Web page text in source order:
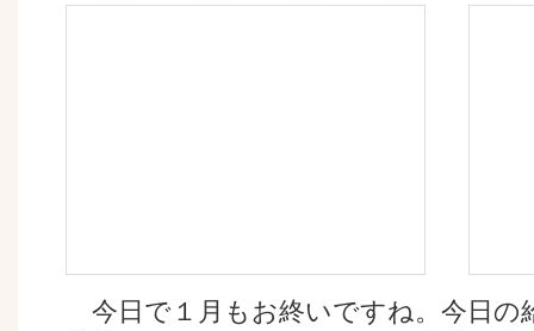
今日で１月もお終いですね。今日の